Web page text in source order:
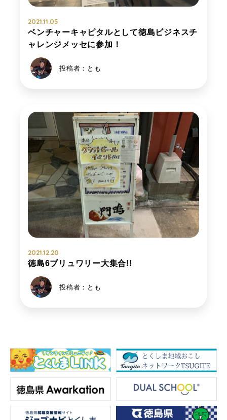
2021.11.05
ベンチャーキャピタルとして徳島ビジネスチ
ャレンジメッセに参加！
投稿者：とも
2021.12.20
徳島6ブリュワリー大集合!!
投稿者：とも